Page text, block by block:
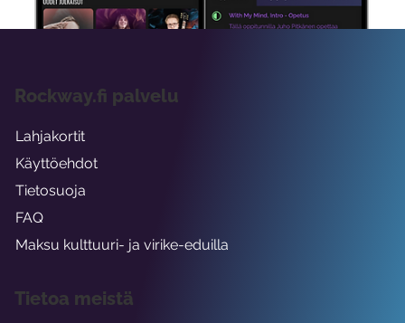
Rockway.fi palvelu
Lahjakortit
Käyttöehdot
Tietosuoja
FAQ
Maksu kulttuuri- ja virike-eduilla
Tietoa meistä